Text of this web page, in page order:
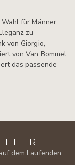
für Männer,
zu
von Giorgio,
von Van Bommel
das passende
dem Laufenden.